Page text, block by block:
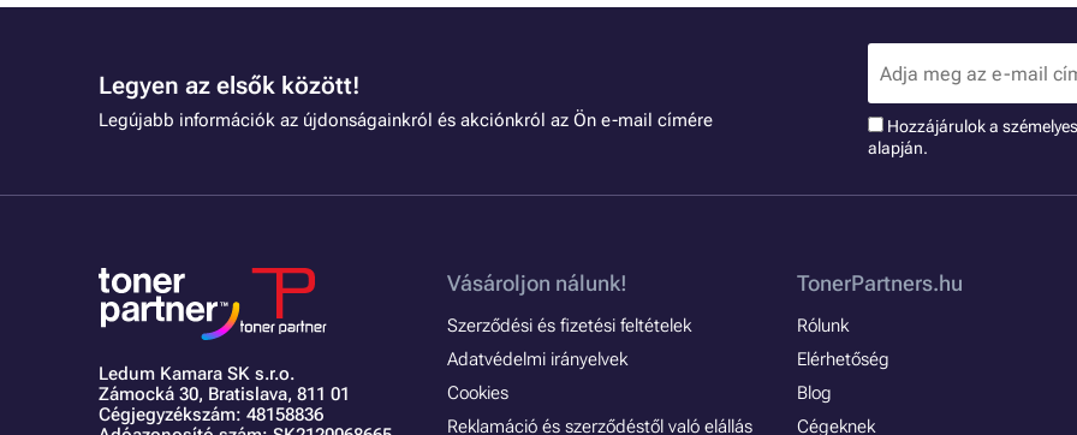
Legyen az elsők között!
Legújabb információk az újdonságainkról és akciónkról az Ön e-mail címére Hozzájárulok a
alapján.
Ledum Kamara SK s.r.o.
Zámocká 30, Bratislava, 811 01
Cégjegyzékszám: 48158836
Vásároljon nálunk!
Szerződési és fizetési feltételek
Adatvédelmi irányelvek
Cookies
Reklamáció és szerződéstől való elállás
TonerPartners.hu
Rólunk
Elérhetőség
Blog
Cégeknek